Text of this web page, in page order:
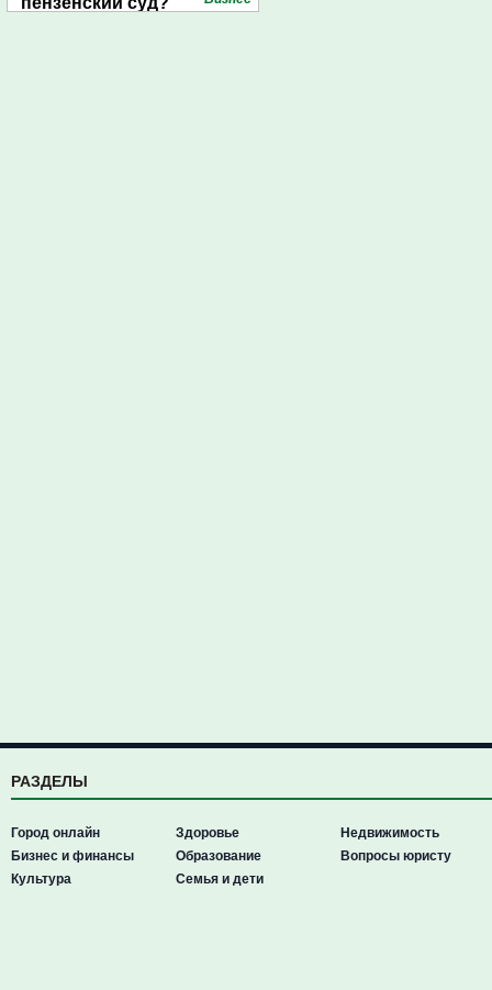
РАЗДЕЛЫ
Город онлайн
Бизнес и финансы
Культура
Здоровье
Образование
Семья и дети
Недвижимость
Вопросы юристу